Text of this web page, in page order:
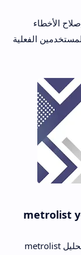
الأخطاء
الفعلية
واحدة من الأمور التي لفتت انتباهي بشدة أثناء تحليل metrolist